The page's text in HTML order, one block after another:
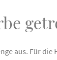
aus. Für